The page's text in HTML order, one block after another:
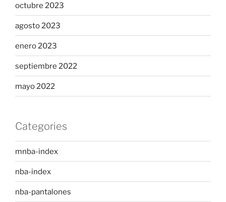
octubre 2023
agosto 2023
enero 2023
septiembre 2022
mayo 2022
Categories
mnba-index
nba-index
nba-pantalones